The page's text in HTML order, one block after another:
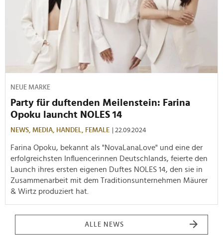
NEUE MARKE
Party für duftenden Meilenstein: Farina
Opoku launcht NOLES 14
NEWS, MEDIA, HANDEL, FEMALE | 22.09.2024
Farina Opoku, bekannt als "NovaLanaLove" und eine der
erfolgreichsten Influencerinnen Deutschlands, feierte den
Launch ihres ersten eigenen Duftes NOLES 14, den sie in
Zusammenarbeit mit dem Traditionsunternehmen Mäurer
& Wirtz produziert hat.
ALLE NEWS